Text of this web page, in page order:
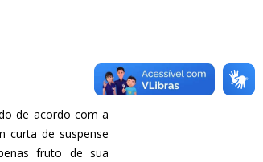
de acordo com a
curta de suspense
fruto de sua